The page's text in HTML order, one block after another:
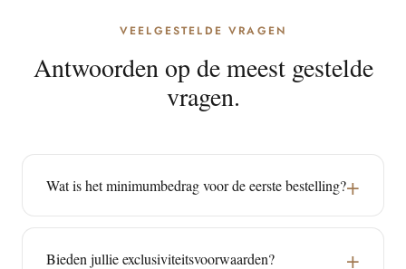
VEELGESTELDE VRAGEN
Antwoorden op de meest gestelde
vragen.
Wat is het minimumbedrag voor de eerste bestelling?
Bieden jullie exclusiviteitsvoorwaarden?